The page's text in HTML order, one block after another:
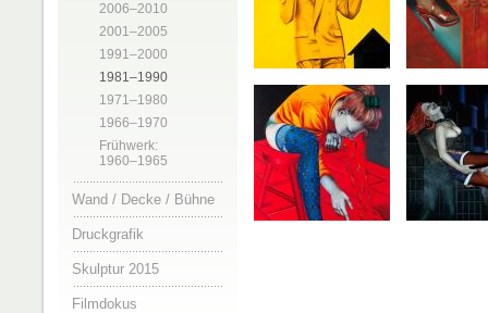
2006–2010
2001–2005
1991–2000
1981–1990
1971–1980
1966–1970
Frühwerk:
1960–1965
Wand / Decke / Bühne
Druckgrafik
Skulptur 2015
Filmdokus